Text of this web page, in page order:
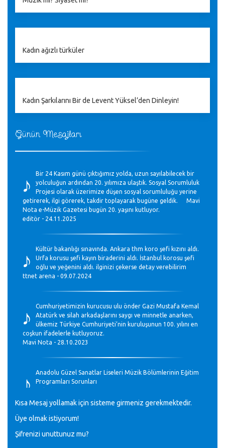
Günün Mesajları
♪
Bir 24 Kasım günü çıktığımız yolda, uzun sayılabilecek bir
yolculuğun ardından 20. yılımıza ulaştık. Sosyal Sorumluluk
Projesi olarak üzerimize düşen sosyal sorumluluğu yerine
getirerek, ilgi görerek, takdir toplayarak bugüne geldik. Mavi
Nota e-Müzik Gazetesi bugün 20. yaşını kutluyor.
editör - 24.11.2025
♪
Kültür bakanlığı sınavında. Ankara thm koro şefi kızını aldı.
Urfa korusu şefi kayın biraderini aldı. İstanbul korosu şefi
oğlu ve yeğenini aldı. ilginizi çekerse detay verebilirim
ttnet arena - 09.07.2024
♪
Cumhuriyetimizin kurucusu ulu önder Gazi Mustafa Kemal
Atatürk ve silah arkadaşlarını saygı ve minnetle anarken,
ülkemiz Türkiye Cumhuriyeti’nin kuruluşunun 100. yılını en
coşkun ifadelerle kutluyoruz.
Mavi Nota - 28.10.2023
♪
Anadolu Güzel Sanatlar Liseleri Müzik Bölümlerinin Eğitim
Programları Sorunları
♪
GEÇMİŞ OLSUN TÜRKİYE!
Mavi Nota - 07.02.2023
Kısa Mesaj yollamak için sisteme girmeniz gerekmektedir.
Üye olmak istiyorum!
Şifrenizi unuttunuz mu?
Kadın ağızlı türküler
Kadın Şarkılarını Bir de Levent Yüksel’den Dinleyin!